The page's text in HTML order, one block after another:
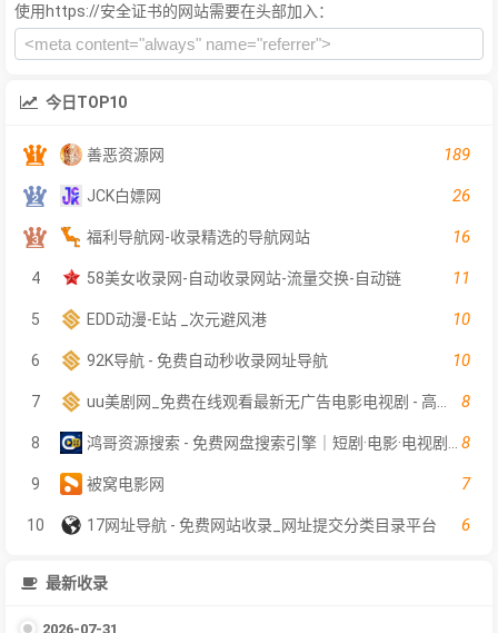
使用https://安全证书的网站需要在头部加入：
今日TOP10
善恶资源网 189
JCK白嫖网 26
福利导航网-收录精选的导航网站 16
4 58美女收录网-自动收录网站-流量交换-自动链 11
5 EDD动漫-E站 _次元避风港 10
6 92K导航 - 免费自动秒收录网址导航 10
7 8
8 8
9 被窝电影网 7
10 17网址导航 - 免费网站收录_网址提交分类目录平台 6
最新收录
2026-07-31